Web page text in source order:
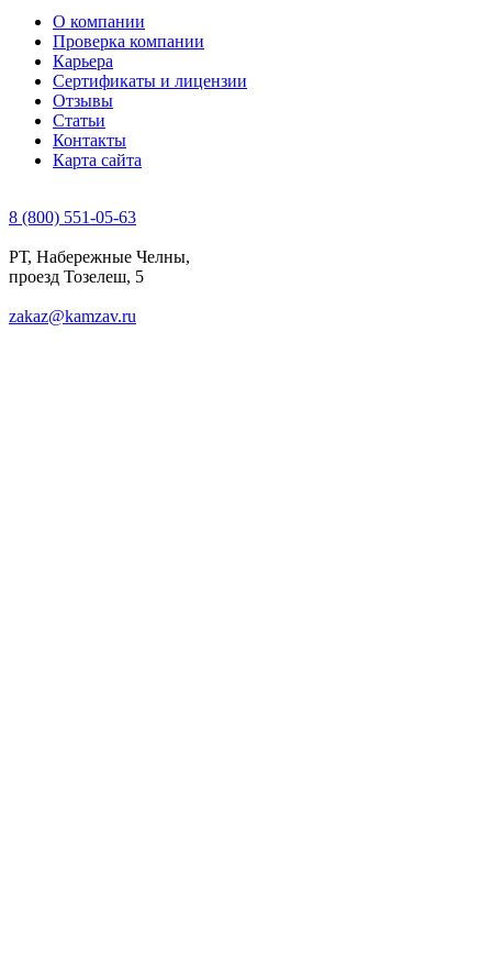
О компании
Проверка компании
Карьера
Сертификаты и лицензии
Отзывы
Статьи
Контакты
Карта сайта
8 (800) 551-05-63
РТ, Набережные Челны,
проезд Тозелеш, 5
zakaz@kamzav.ru